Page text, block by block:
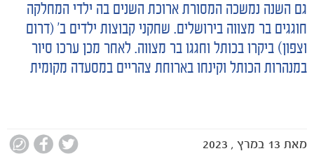
גם השנה נמשכה המסורת ארוכת השנים בה ילדי המחלקה
חוגגים בר מצווה בירושלים. שחקני קבוצות ילדים ב׳ (דרום
וצפון) ביקרו בכותל וחגגו בר מצווה. לאחר מכן ערכו סיור
במנהרות הכותל וקינחו בארוחת צהריים במסעדה מקומית
מאת 13 במרץ , 2023